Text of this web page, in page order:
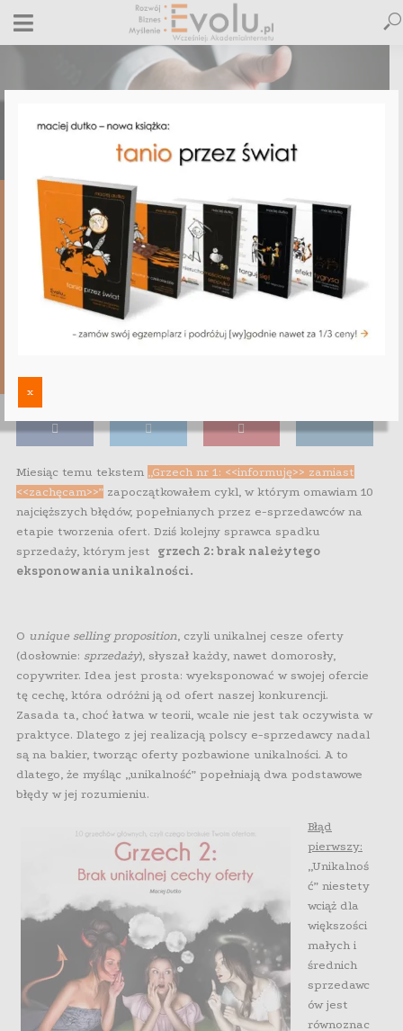
ALLEGRO, COPYWRITING,E-BIZNES,E-MARKETING ,NLP
10 grzechów głównych, czyli czego
brakuje Twoim ofertom. Grzech 2: Brak
unikalnej cechy oferty
29 października 2012 3 komentarze
Miesiąc temu tekstem „Grzech nr 1: <<informuję>> zamiast
<<zachęcam>>” zapoczątkowałem cykl, w którym omawiam 10
najcięższych błędów, popełnianych przez e-sprzedawców na
etapie tworzenia ofert. Dziś kolejny sprawca spadku
sprzedaży, którym jest grzech 2: brak należytego
eksponowania unikalności.
O unique selling proposition, czyli unikalnej cesze oferty
(dosłownie: sprzedaży), słyszał każdy, nawet domorosły,
copywriter. Idea jest prosta: wyeksponować w swojej ofercie
tę cechę, która odróżni ją od ofert naszej konkurencji.
Zasada ta, choć łatwa w teorii, wcale nie jest tak oczywista w
praktyce. Dlatego z jej realizacją polscy e-sprzedawcy nadal
są na bakier, tworząc oferty pozbawione unikalności. A to
dlatego, że myśląc „unikalność” popełniają dwa podstawowe
błędy w jej rozumieniu.
Błąd
pierwszy:
„Unikalnoś
ć” niestety
wciąż dla
większości
małych i
średnich
sprzedawc
ów jest
równoznac
x